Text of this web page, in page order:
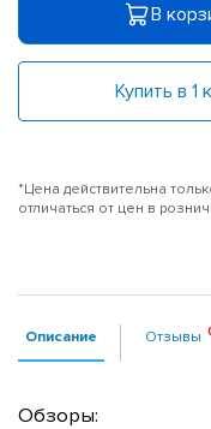
В
Купить в 1
*Цена действительна
отличаться от цен в
Описание Отзывы
Обзоры: